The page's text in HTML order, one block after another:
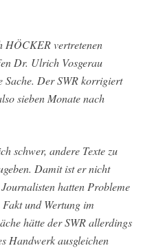
HÖCKER vertretenen
Dr. Ulrich Vosgerau
Der SWR korrigiert
sieben Monate nach
schwer, andere Texte zu
Damit ist er nicht
hatten Probleme
und Wertung im
hätte der SWR allerdings
Handwerk ausgleichen